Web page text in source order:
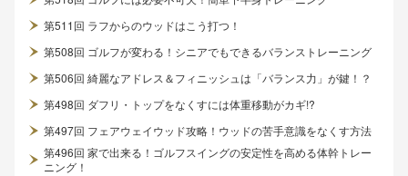
第511回 ラフからのウッドはこう打つ！
第508回 ゴルフが変わる！シニアでもできるバランストレーニング
第506回 綺麗なアドレス＆フィニッシュは「バランス力」が鍵！？
第498回 ダフリ・トップをなくすには体重移動がカギ!?
第497回 フェアウェイウッド攻略！ウッドの苦手意識をなくす方法
第496回 家で出来る！ゴルフスイングの安定性を高める体幹トレー
ニング！